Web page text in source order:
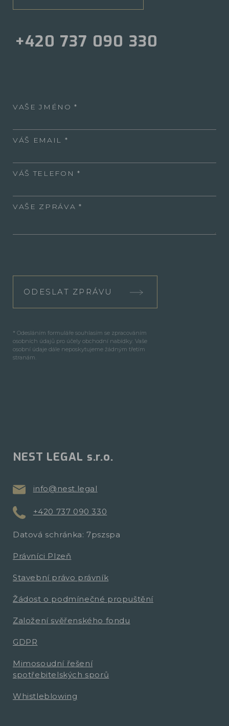
+420 737 090 330
VAŠE JMÉNO
VÁŠ EMAIL
VÁŠ TELEFON
VAŠE ZPRÁVA
ODESLAT ZPRÁVU
* Odesláním formuláře souhlasím se zpracováním
osobních údajů pro účely obchodní nabídky. Vaše
osobní údaje dále neposkytujeme žádným třetím
stranám.
NEST LEGAL s.r.o.
info@nest.legal
+420 737 090 330
Datová schránka: 7pszspa
Právníci Plzeň
Stavební právo právník
Žádost o podmínečné propuštění
Založení svěřenského fondu
GDPR
Mimosoudní řešení
spotřebitelských sporů
Whistleblowing